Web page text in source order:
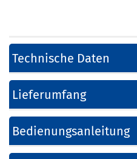
Technische Daten
Lieferumfang
Bedienungsanleitung